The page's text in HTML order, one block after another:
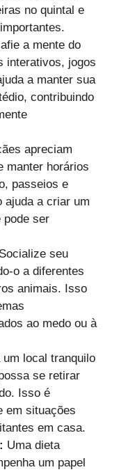
no quintal e
a mente do
interativos, jogos
a manter sua
contribuindo
apreciam
manter horários
passeios e
ajuda a criar um
pode ser
Socialize seu
o a diferentes
animais. Isso
ao medo ou à
um local tranquilo
se retirar
Isso é
em situações
em casa.
Uma dieta
um papel